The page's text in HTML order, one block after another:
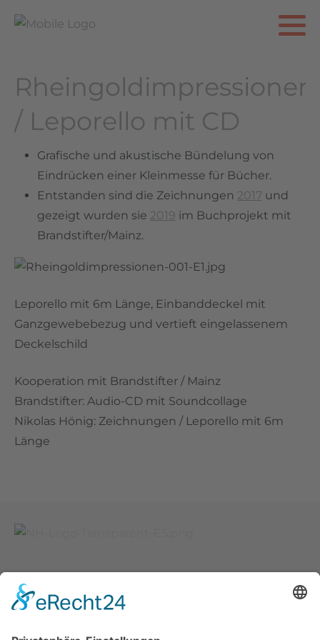
Rheingoldimpressionen
/ Leporello mit CD
Grafische und akustische Bündelung von
Eindrücken einer Kleinmesse für Bücher.
Entstanden sind die Zeichnungen 2017 und
gezeigt wurden sie 2019 im Buchprojekt mit
Brandstifter/Mainz.
Leporello mit 6m Länge, Einbanddeckel mit
Ganzgewebebezug und vertieft eingelassenem
Deckelschild
Kooperation mit Brandstifter / Mainz
Brandstifter: Audio-CD mit Soundcollage
Nikolas Hönig: Zeichnungen / Leporello mit 6m
Länge
Kontakt